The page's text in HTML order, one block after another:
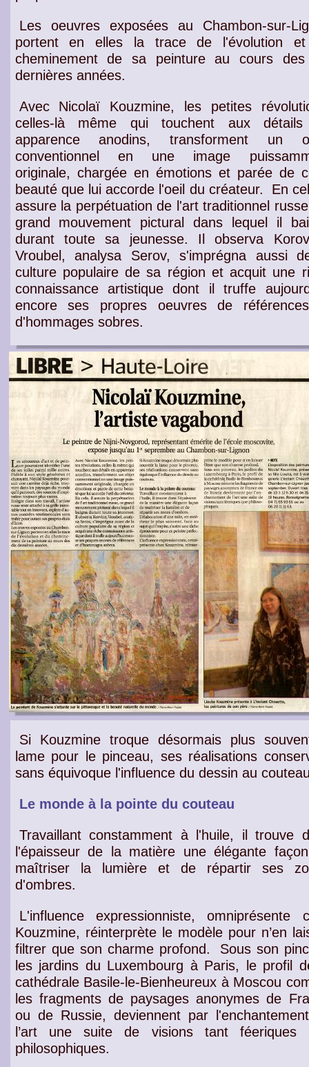
Les oeuvres exposées au Chambon-sur-
portent en elles la trace de l'évolution
cheminement de sa peinture au cours
dernières années.
Avec Nicolaï Kouzmine, les petites
celles-là même qui touchent aux
apparence anodins, transforment un
conventionnel en une image
originale, chargée en émotions et parée de
beauté que lui accorde l'oeil du créateur.
En
assure la perpétuation de l'art traditionnel russe
grand mouvement pictural
dans lequel il
durant toute sa jeunesse. Il observa
Vroubel , analysa Serov, s'imprégna aussi
culture populaire de sa région et acquit une
connaissance artistiquedont il truffe
encore ses propres oeuvres de
d'hommages sobres.
Si Kouzmine troque désormais plus
lame pour le pinceau, ses réalisations
sans équivoque l'influence du dessin au
Le monde à la pointe du couteau
Travaillant constamment à l'huile, il trouve
l'épaisseur de la matière une élégante
maîtriser la lumière et de répartir ses
d'ombres.
L'influence expressionniste, omniprésente
Kouzmine, réinterprète le modèle pour n’en
filtrer que son charme profond.
Sous son
les jardins du Luxembourg à Paris, le profil
cathédrale Basile-le-Bienheureux à Moscou
les fragments de paysages anonymes de
ou de Russie, deviennent par l'
l’artune suite de visions tant féeriques
philosophiques.